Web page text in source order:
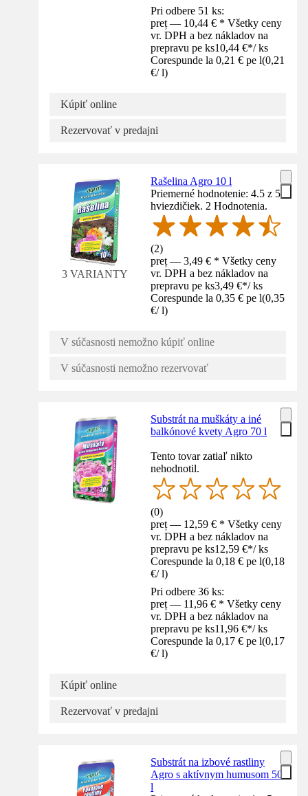
Pri odbere 51 ks:
preț — 10,44 € * Všetky ceny
vr. DPH a bez nákladov na
prepravu pe ks10,44 €*/ ks
Corespunde la 0,21 € pe l(0,21
€/ l)
Kúpiť online
Rezervovať v predajni
3 VARIANTY
Rašelina Agro 10 l
Priemerné hodnotenie: 4.5 z 5
hviezdičiek. 2 Hodnotenia.
(2)
preț — 3,49 € * Všetky ceny
vr. DPH a bez nákladov na
prepravu pe ks3,49 €*/ ks
Corespunde la 0,35 € pe l(0,35
€/ l)
V súčasnosti nemožno kúpiť online
V súčasnosti nemožno rezervovať
Substrát na muškáty a iné
balkónové kvety Agro 70 l
Tento tovar zatiaľ nikto
nehodnotil.
(0)
preț — 12,59 € * Všetky ceny
vr. DPH a bez nákladov na
prepravu pe ks12,59 €*/ ks
Corespunde la 0,18 € pe l(0,18
€/ l)
Pri odbere 36 ks:
preț — 11,96 € * Všetky ceny
vr. DPH a bez nákladov na
prepravu pe ks11,96 €*/ ks
Corespunde la 0,17 € pe l(0,17
€/ l)
Kúpiť online
Rezervovať v predajni
Substrát na izbové rastliny
Agro s aktívnym humusom 50
l